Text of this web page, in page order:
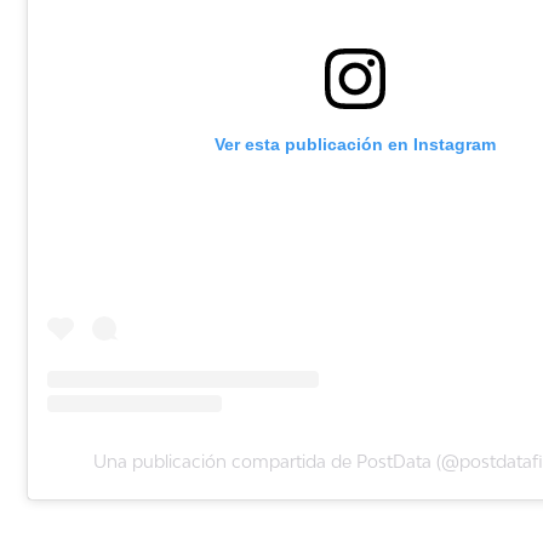
Ver esta publicación en Instagram
Una publicación compartida de PostData